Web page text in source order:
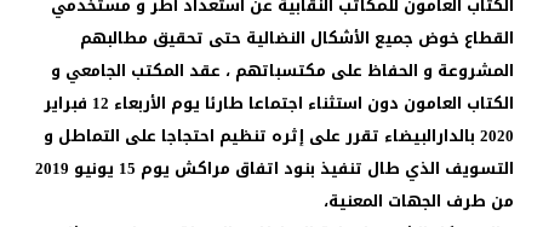
القطاع خوض جميع الأشكال النضالية حتى تحقيق مطالبهم
المشروعة و الحفاظ على مكتسباتهم ، عقد المكتب الجامعي و
الكتاب العامون دون استثناء اجتماعا طارئا يوم الأربعاء 12 فبراير
2020 بالدارالبيضاء تقرر على إثره تنظيم احتجاجا على التماطل و
التسويف الذي طال تنفيذ بنود اتفاق مراكش يوم 15 يونيو 2019
من طرف الجهات المعنية،